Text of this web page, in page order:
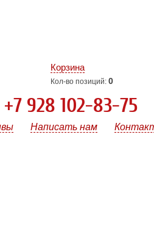
Корзина
Кол-во позиций: 0
+7 928 102-83-75
Написать нам